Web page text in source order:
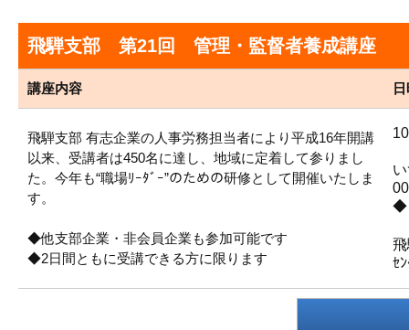
飛騨支部 第21回 管理・監督者養成講座
講座内容
飛騨支部 有志企業の人事労務担当者により平成16年開講
以来、受講者は450名に達し、地域に定着して参りまし
た。今年も“職場ﾘｰﾀﾞｰ”のための研修として開催いたしま
す。
◆他支部企業・非会員企業も参加可能です
◆2日間ともに受講できる方に限ります
00
◆
ｾ